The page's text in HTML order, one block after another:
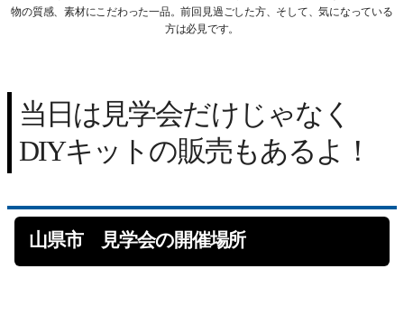
物の質感、素材にこだわった一品。前回見過ごした方、そして、気になっている
方は必見です。
当日は見学会だけじゃなく
DIYキットの販売もあるよ！
山県市 見学会の開催場所